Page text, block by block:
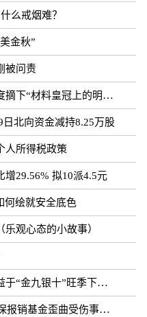
么戒烟难？
金秋”
被问责
下“材料皇冠上的明珠”
北向资金减持8.25万股
人所得税政策
增29.56% 拟10派4.5元
何绘就安全底色
观心态的小故事）
银十”旺季下的需求增长
基金歪曲受伤事实 罚！